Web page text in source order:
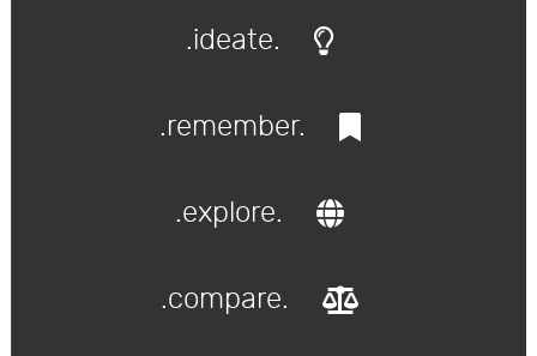
.ideate.
.remember.
.explore.
.compare.